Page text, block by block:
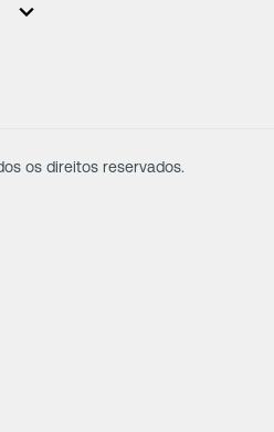
independentes, sendo que estes
os direitos reservados.